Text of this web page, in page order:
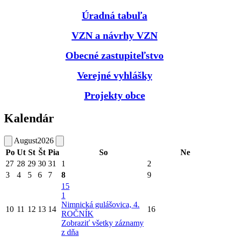
Úradná tabuľa
VZN a návrhy VZN
Obecné zastupiteľstvo
Verejné vyhlášky
Projekty obce
Kalendár
August2026
Po Ut St Št Pia So
Ne
27 28 29 30 31 1
2
3
4 5 6 7 8 9
10 11 12 13 14
15
1
Nimnická gulášovica, 4.
ROČNÍK
Zobraziť všetky záznamy
z dňa
16